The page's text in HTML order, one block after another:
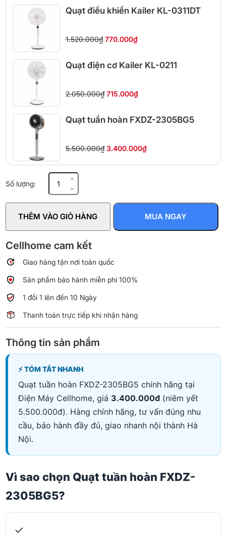
Quạt điều khiển Kailer KL-0311DT
1.520.000₫ 770.000₫
Quạt điện cơ Kailer KL-0211
2.050.000₫ 715.000₫
Quạt tuần hoàn FXDZ-2305BG5
5.500.000₫ 3.400.000₫
Số lượng:
Quạt
tuần
2305BG5
số
THÊM VÀO GIỎ HÀNG MUA NGAY
Cellhome cam kết
Giao hàng tận nơi toàn quốc
Sản phẩm bảo hành miễn phí 100%
1 đổi 1 lên đến 10 Ngày
Thanh toán trực tiếp khi nhận hàng
Thông tin sản phẩm
⚡ TÓM TẮT NHANH
Quạt tuần hoàn FXDZ-2305BG5 chính hãng tại
Điện Máy Cellhome, giá 3.400.000đ(niêm yết
5.500.000đ). Hàng chính hãng, tư vấn đúng nhu
cầu, bảo hành đầy đủ, giao nhanh nội thành Hà
Nội.
Vì sao chọn Quạt tuần hoàn FXDZ-
2305BG5?
✓